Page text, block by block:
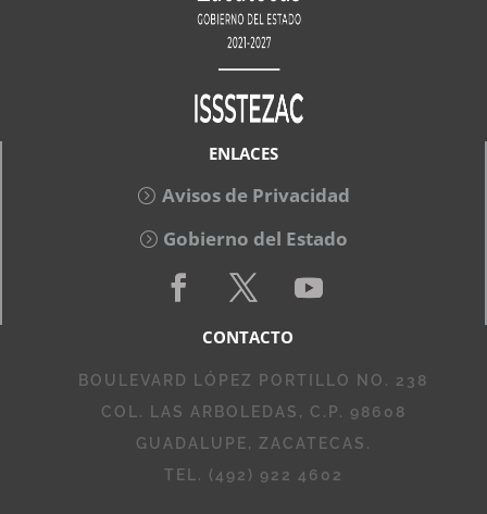
ENLACES
Avisos de Privacidad
Gobierno del Estado
CONTACTO
BOULEVARD LÓPEZ PORTILLO NO. 238
COL. LAS ARBOLEDAS, C.P. 98608
GUADALUPE, ZACATECAS.
TEL. (492) 922 4602